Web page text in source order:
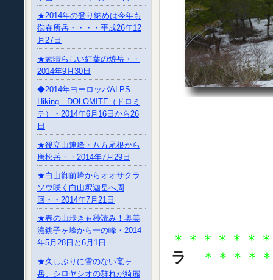
★2014年の登り納めは今年も
御在所岳・・・・平成26年12
月27日
★素晴らしい紅葉の焼岳・・
2014年9月30日
◆2014年ヨーロッパALPS
Hiking DOLOMITE（ドロミ
テ）・2014年6月16日から26
日
★後立山連峰・八方尾根から
唐松岳・・2014年7月29日
★白山御前峰からオオサクラ
ソウ咲く白山釈迦岳へ周
回・・2014年7月21日
★春の山歩きも秒読み！奥美
濃銚子ヶ峰から一の峰・2014
年5月28日と6月1日
★久しぶりに雪のない竜ヶ
岳、シロヤシオの群れが綺麗
＊＊＊＊＊＊
ラ
＊＊＊＊